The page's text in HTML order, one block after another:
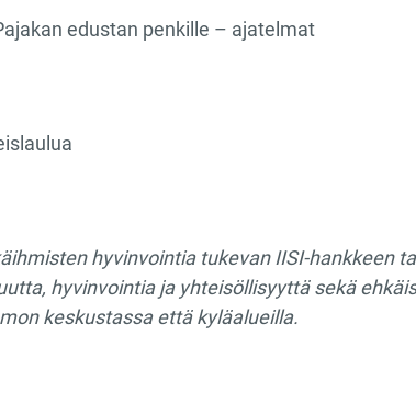
edustan penkille – ajatelmat
hyvinvointia tukevan IISI-hankkeen
hyvinvointia ja yhteisöllisyyttä sekä
keskustassa että kyläalueilla.